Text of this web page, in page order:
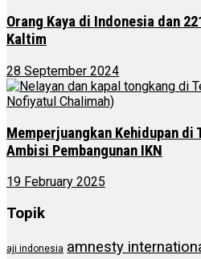
Orang Kaya di Indonesia dan
Kaltim
28 September 2024
Memperjuangkan Kehidupan di
Ambisi Pembangunan IKN
19 February 2025
Topik
aji indonesia amnesty